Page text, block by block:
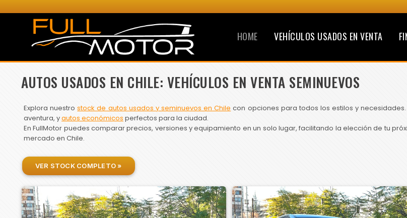
HOME VEHÍCULOS USADOS EN VENTA
AUTOS USADOS EN CHILE: VEHÍCULOS EN VENTA SEMINUEVOS
Explora nuestrostock de autos usados y seminuevos en Chile con opciones para todos los estilos y
aventura, yautos económicos perfectos para la ciudad.
En FullMotor puedes comparar precios, versiones y equipamiento en un solo lugar, facilitando la elección de tu
mercado en Chile.
VER STOCK COMPLETO »